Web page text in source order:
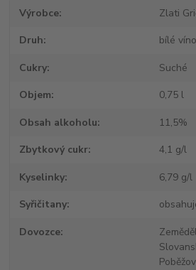
Výrobce Zlati
Druh bílé víno
Cukry Suché
Objem 0,75 l
Obsah alkoholu 11,5%
Zbytkový cukr 4,1 g/l
Kyselinky 6,79 g/l
Syřičitany
Dovozce